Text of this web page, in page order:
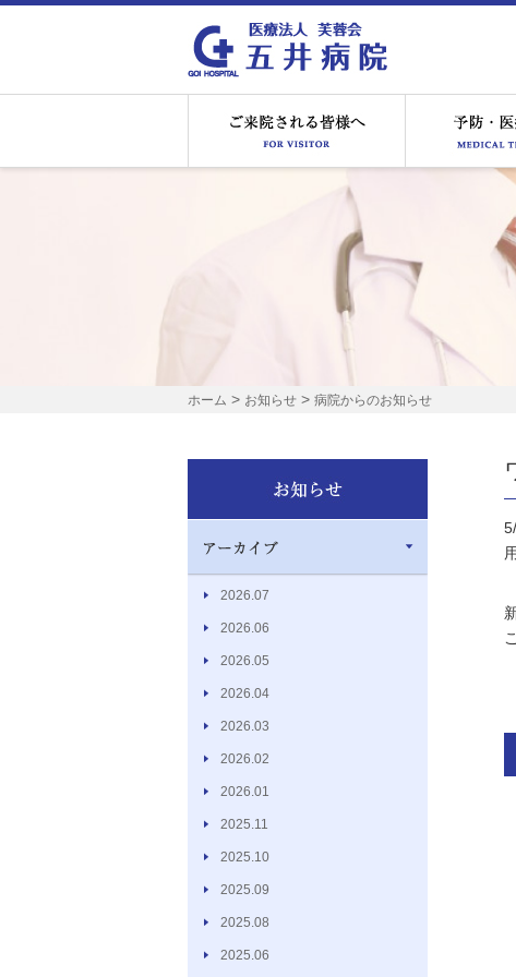
ホーム > お知らせ > 病院からのお知らせ
2026.07
2026.06
2026.05
2026.04
2026.03
2026.02
2026.01
2025.11
2025.10
2025.09
2025.08
2025.06